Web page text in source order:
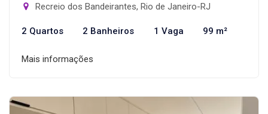
Recreio dos Bandeirantes, Rio de Janeiro-RJ
2 Quartos 2 Banheiros 1 Vaga 99 m²
Mais informações